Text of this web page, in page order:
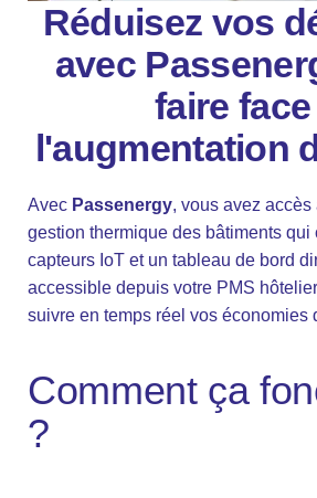
Réduisez vos
avec
faire face
l'augmentation
Avec Passenergy, vous avez
gestion thermique des bâtiments qui
capteurs IoT et un tableau de bord
accessible depuis votre PMS
suivre en temps réel vos économies
Comment ça
?